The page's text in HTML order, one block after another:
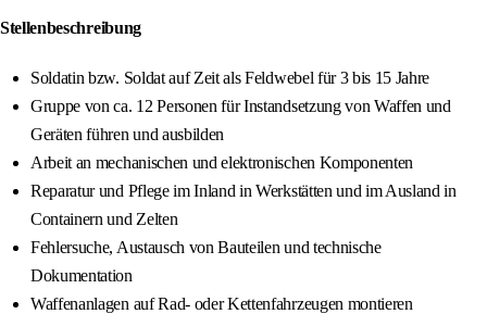
Stellenbeschreibung
Soldatin bzw. Soldat auf Zeit als Feldwebel für 3 bis 15 Jahre
Gruppe von ca. 12 Personen für Instandsetzung von Waffen und
Geräten führen und ausbilden
Arbeit an mechanischen und elektronischen Komponenten
Reparatur und Pflege im Inland in Werkstätten und im Ausland in
Containern und Zelten
Fehlersuche, Austausch von Bauteilen und technische
Dokumentation
Waffenanlagen auf Rad- oder Kettenfahrzeugen montieren